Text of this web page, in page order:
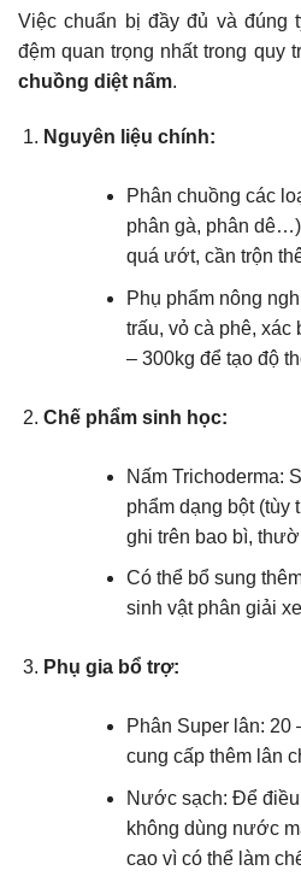
Việc chuẩn bị đầy đủ và đúng
đệm quan trọng nhất trong quy
chuồng diệt nấm.
Nguyên liệu chính:
Phân chuồng các
phân gà, phân
quá ướt, cần trộn
Phụ phẩm nông
trấu, vỏ cà phê, xác
– 300kg để tạo độ
Chế phẩm sinh học:
Nấm Trichoderma:
phẩm dạng bột (tùy
ghi trên bao bì,
Có thể bổ sung
sinh vật phân giải
Phụ gia bổ trợ:
Phân Super lân: 20
cung cấp thêm lân
Nước sạch: Để
không dùng nước
cao vì có thể làm